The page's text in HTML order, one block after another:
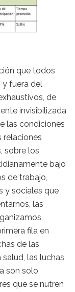
que todos
y fuera del
de
invisibilizada
las condiciones
relaciones
sobre los
bajo
de trabajo,
y sociales que
las
fila en
de las
las luchas
son solo
que se nutren